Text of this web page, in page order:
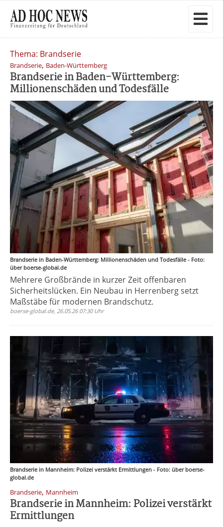
Thema: Brandserie
Brandserie, Baden-Württemberg
Brandserie in Baden-Württemberg:
Millionenschäden und Todesfälle
Brandserie in Baden-Württemberg: Millionenschäden und Todesfälle - Foto:
über boerse-global.de
Mehrere Großbrände in kurzer Zeit offenbaren
Sicherheitslücken. Ein Neubau in Herrenberg setzt
Maßstäbe für modernen Brandschutz.
boerse-global.de, 26.05.26 07:30 Uhr
Brandserie in Mannheim: Polizei verstärkt Ermittlungen - Foto: über boerse-
global.de
Brandserie, Mannheim
Brandserie in Mannheim: Polizei verstärkt
Ermittlungen